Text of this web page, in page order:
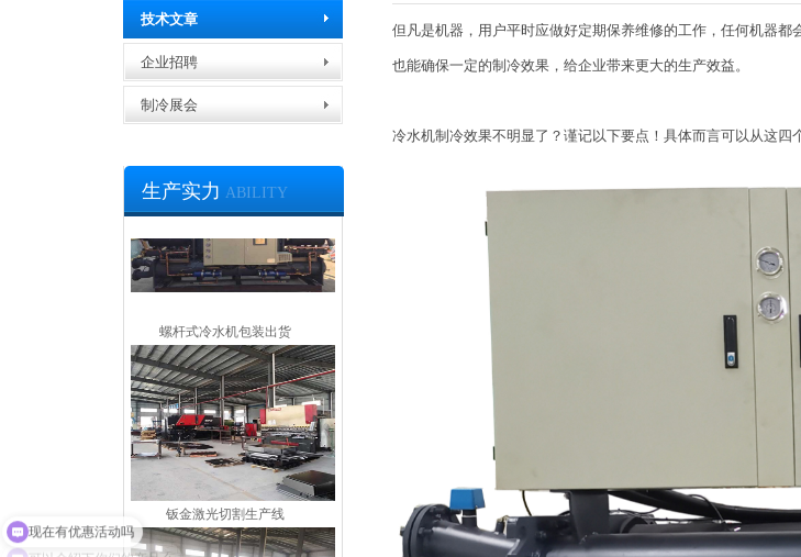
技术文章
企业招聘
制冷展会
生产实力 ABILITY
冷凝器生产车间
钣金激光切割生产线
但凡是机器，用户平时应做好定期保养维修的工作，任何机器
也能确保一定的制冷效果，给企业带来更大的生产效益。
冷水机制冷效果不明显了？谨记以下要点！ 具体而言可以从这四
可以介绍下你们的产品么